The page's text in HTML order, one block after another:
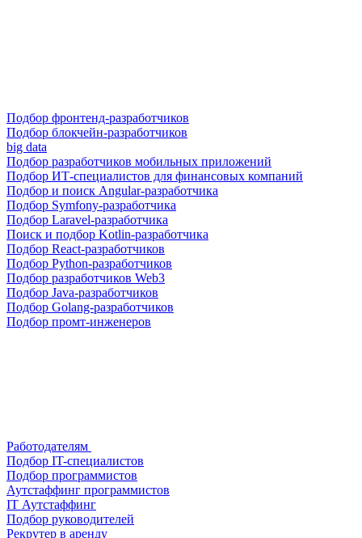
Подбор фронтенд-разработчиков
Подбор блокчейн-разработчиков
big data
Подбор разработчиков мобильных приложений
Подбор ИТ-специалистов для финансовых компаний
Подбор и поиск Angular-разработчика
Подбор Symfony-разработчика
Подбор Laravel-разработчика
Поиск и подбор Kotlin-разработчика
Подбор React-разработчиков
Подбор Python-разработчиков
Подбор разработчиков Web3
Подбор Java-разработчиков
Подбор Golang-разработчиков
Подбор промт-инженеров
Работодателям
Подбор IT-специалистов
Подбор программистов
Аутстаффинг программистов
IT Аутстаффинг
Подбор руководителей
Рекрутер в аренду